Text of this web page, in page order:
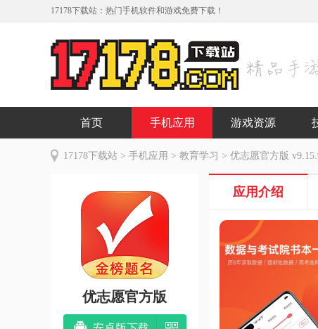
17178下载站：热门手机软件和游戏免费下载！
首页 手机应用 游戏资源
17178下载站 > 手机应用 > 教育学习 > 优志愿官方版
优志愿官方版
应用介绍